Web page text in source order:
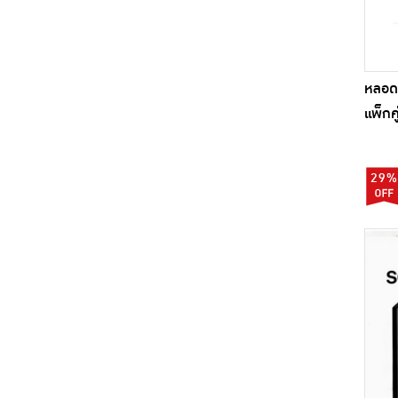
หลอ
แพ็กคู่
29%